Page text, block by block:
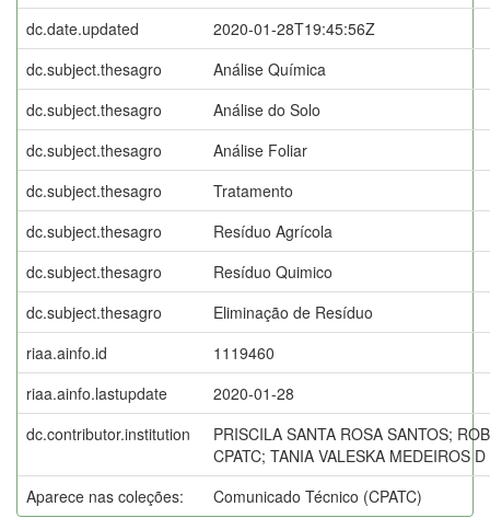
dc.date.updated
2020-01-28T19:45:56Z
dc.subject.thesagro
Análise Química
dc.subject.thesagro
Análise do Solo
dc.subject.thesagro
Análise Foliar
dc.subject.thesagro
Tratamento
dc.subject.thesagro
Resíduo Agrícola
dc.subject.thesagro
Resíduo Quimico
dc.subject.thesagro
Eliminação de Resíduo
riaa.ainfo.id
1119460
riaa.ainfo.lastupdate
2020-01-28
dc.contributor.institution
PRISCILA SANTA ROSA SANTOS;
CPATC; TANIA VALESKA MEDEIROS
Aparece nas coleções:
Comunicado Técnico (CPATC)